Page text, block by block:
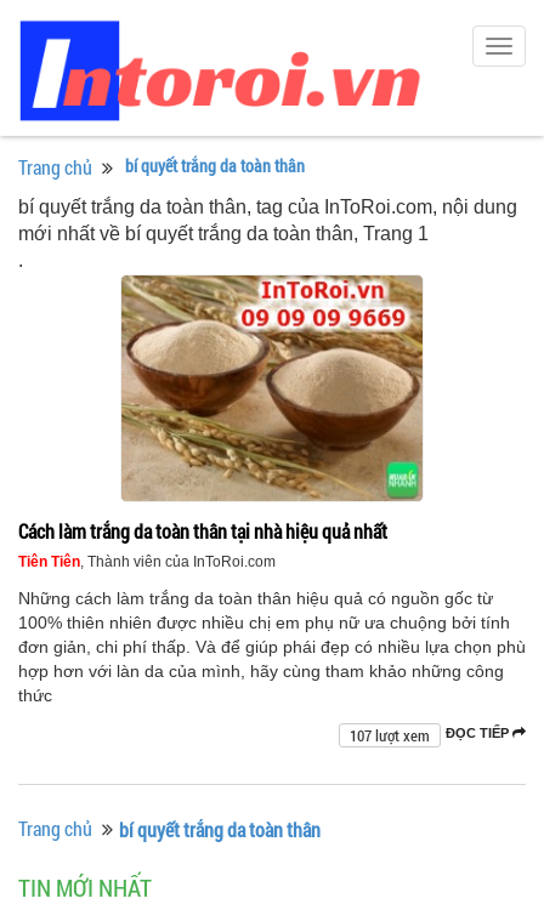
Trang chủ bí quyết trắng da toàn thân
bí quyết trắng da toàn thân, tag của InToRoi.com, nội dung
mới nhất về bí quyết trắng da toàn thân, Trang 1
.
Cách làm trắng da toàn thân tại nhà hiệu quả nhất
Tiên Tiên , Thành viên của InToRoi.com
Những cách làm trắng da toàn thân hiệu quả có nguồn gốc từ
100% thiên nhiên được nhiều chị em phụ nữ ưa chuộng bởi tính
đơn giản, chi phí thấp. Và để giúp phái đẹp có nhiều lựa chọn phù
hợp hơn với làn da của mình, hãy cùng tham khảo những công
thức
ĐỌC TIẾP
107 lượt xem
Trang chủ bí quyết trắng da toàn thân
TIN MỚI NHẤT